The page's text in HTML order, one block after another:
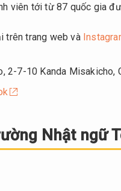
viên tới từ 87 quốc gia
trên trang web và
2-7-10 Kanda Misakicho,
Nhật ngữ